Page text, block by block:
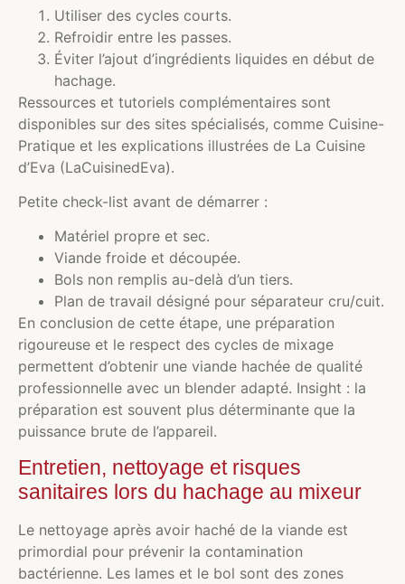
Utiliser des cycles courts.
Refroidir entre les passes.
Éviter l’ajout d’ingrédients liquides en début de
hachage.
Ressources et tutoriels complémentaires sont
disponibles sur des sites spécialisés, comme Cuisine-
Pratique et les explications illustrées de La Cuisine
d’Eva (LaCuisinedEva).
Petite check-list avant de démarrer :
Matériel propre et sec.
Viande froide et découpée.
Bols non remplis au-delà d’un tiers.
Plan de travail désigné pour séparateur cru/cuit.
En conclusion de cette étape, une préparation
rigoureuse et le respect des cycles de mixage
permettent d’obtenir une viande hachée de qualité
professionnelle avec un blender adapté. Insight : la
préparation est souvent plus déterminante que la
puissance brute de l’appareil.
Entretien, nettoyage et risques
sanitaires lors du hachage au mixeur
Le nettoyage après avoir haché de la viande est
primordial pour prévenir la contamination
bactérienne. Les lames et le bol sont des zones